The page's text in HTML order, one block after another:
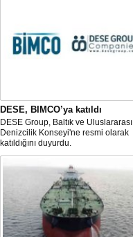
DESE, BIMCO’ya katıldı
DESE Group, Baltık ve Uluslararası
Denizcilik Konseyi'ne resmi olarak
katıldığını duyurdu.